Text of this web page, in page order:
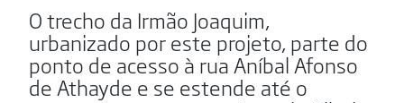
O trecho da Irmão Joaquim,
urbanizado por este projeto, parte do
ponto de acesso à rua Aníbal Afonso
de Athayde e se estende até o